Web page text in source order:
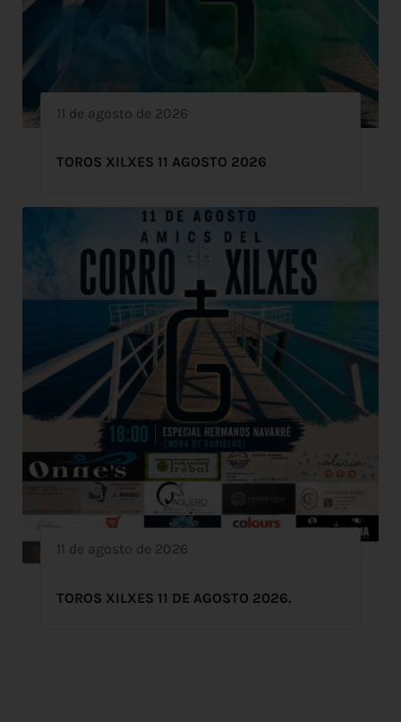
11 de agosto de 2026
TOROS XILXES 11 AGOSTO 2026
11 de agosto de 2026
TOROS XILXES 11 DE AGOSTO 2026.